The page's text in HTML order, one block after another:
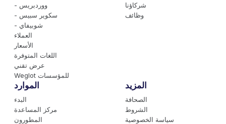
- ووردبريس
- سكوير سبيس
- شوبيفاي
العملاء
الأسعار
اللغات المتوفرة
عرض تقني
Weglot للمؤسسات
شركاؤنا
وظائف
الموارد
البدء
مركز المساعدة
المطورون
المزيد
الصحافة
الشروط
سياسة الخصوصية